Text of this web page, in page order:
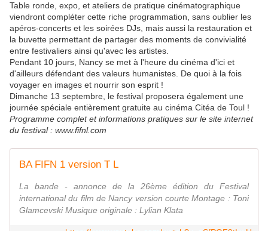
Table ronde, expo, et ateliers de pratique cinématographique
viendront compléter cette riche programmation, sans oublier les
apéros-concerts et les soirées DJs, mais aussi la restauration et
la buvette permettant de partager des moments de convivialité
entre festivaliers ainsi qu'avec les artistes.
Pendant 10 jours, Nancy se met à l'heure du cinéma d'ici et
d'ailleurs défendant des valeurs humanistes. De quoi à la fois
voyager en images et nourrir son esprit !
Dimanche 13 septembre, le festival proposera également une
journée spéciale entièrement gratuite au cinéma Citéa de Toul !
Programme complet et informations pratiques sur le site internet
du festival : www.fifnl.com
BA FIFN 1 version T L
La bande - annonce de la 26ème édition du Festival
international du film de Nancy version courte Montage : Toni
Glamcevski Musique originale : Lylian Klata